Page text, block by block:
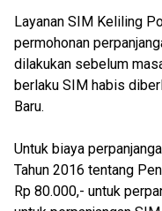
Layanan SIM Keliling
permohonan
dilakukan sebelum
berlaku SIM habis
Baru.
Untuk biaya
Tahun 2016 tentang
Rp 80.000,- untuk